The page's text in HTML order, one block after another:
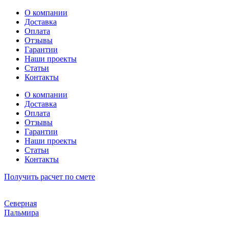
Перейти
содержимому
О компании
Доставка
Оплата
Отзывы
Гарантии
Наши проекты
Статьи
Контакты
О компании
Доставка
Оплата
Отзывы
Гарантии
Наши проекты
Статьи
Контакты
Получить расчет по смете
Северная
Пальмира